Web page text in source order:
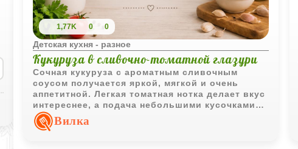
1,77K 0 0
Детская кухня - разное
Кукуруза в сливочно-томатной глазури
Сочная кукуруза с ароматным сливочным
соусом получается яркой, мягкой и очень
аппетитной. Легкая томатная нотка делает вкус
интереснее, а подача небольшими кусочками
особенно удобна для семейного ужина и
детского стола.
Вилка